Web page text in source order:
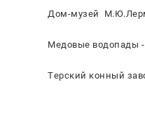
Дом-музей
Медовые водопады -
Терский конный